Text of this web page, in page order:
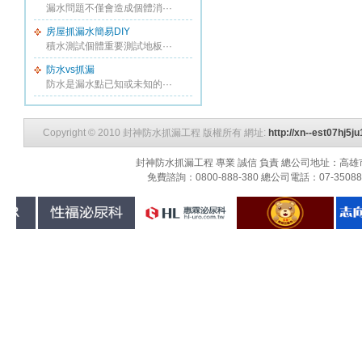
漏水問題不僅會造成個體消···
房屋抓漏水簡易DIY
積水測試個體重要測試地板···
防水vs抓漏
防水是漏水點已知或未知的···
Copyright © 2010 封神防水抓漏工程 版權所有 網址: http://xn--
封神防水抓漏工程 專業 誠信 負責 總公司地址：高
免費諮詢：0800-888-380 總公司電話：07-